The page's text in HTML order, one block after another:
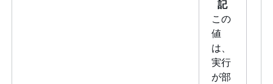
記
この
値
は、
実行
が部